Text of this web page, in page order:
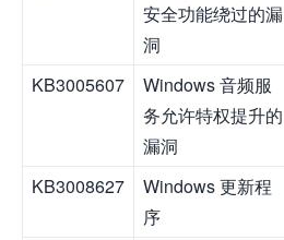
安全功能绕过的漏
洞
KB3005607
Windows 音频服
务允许特权提升的
漏洞
KB3008627
Windows 更新程
序